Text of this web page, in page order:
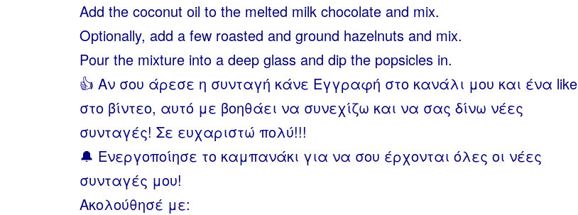
Add the coconut oil to the melted milk chocolate and mix.
Optionally, add a few roasted and ground hazelnuts and mix.
Pour the mixture into a deep glass and dip the popsicles in.
👍 Αν σου άρεσε η συνταγή κάνε Εγγραφή στο κανάλι μου και ένα like
στο βίντεο, αυτό με βοηθάει να συνεχίζω και να σας δίνω νέες
συνταγές! Σε ευχαριστώ πολύ!!!
🔔 Ενεργοποίησε το καμπανάκι για να σου έρχονται όλες οι νέες
συνταγές μου!
Ακολούθησέ με: